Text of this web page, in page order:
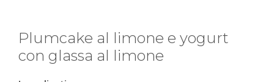
Plumcake al limone e yogurt
con glassa al limone